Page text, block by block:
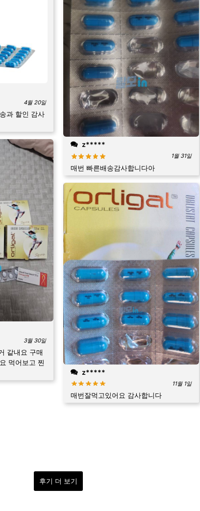
4월 20일
과 할인 감사
3월 30일
같내요 구매
먹어보고 찐
z*****
1월 31일
매번 빠른배송감사합니다아
z*****
11월 1일
매번잘먹고있어요 감사합니다
후기 더 보기